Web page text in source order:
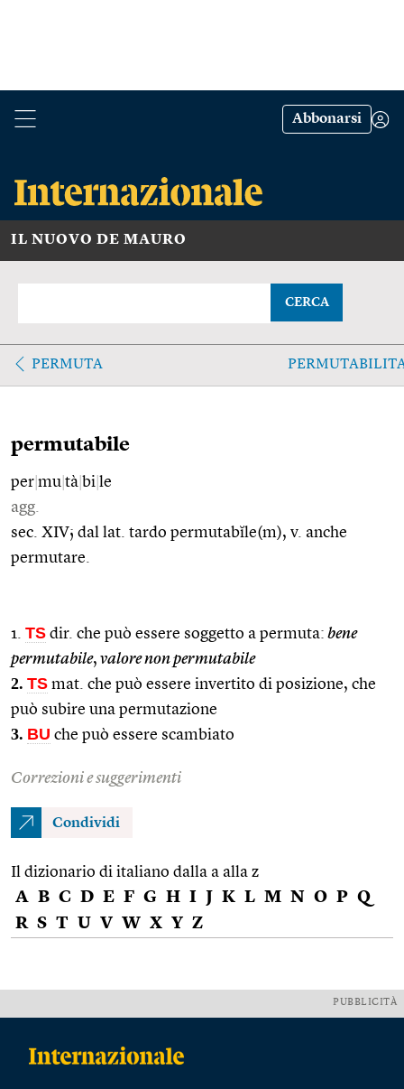
Abbonarsi
IL NUOVO DE MAURO
CERCA
PERMUTA
permutabile
per mu tà bi le
agg.
sec. XIV; dal lat. tardo permutabĭle(m), v. anche
permutare.
1. TS dir. che può essere soggetto a permuta: bene
permutabile, valore non permutabile
2. TS mat. che può essere invertito di posizione, che
può subire una permutazione
3. BU che può essere scambiato
Correzioni e suggerimenti
Condividi
Il dizionario di italiano dalla a alla z
A B C D E F G H I J K L M N O P Q
R S T U V W X Y Z
PUBBLICITÀ